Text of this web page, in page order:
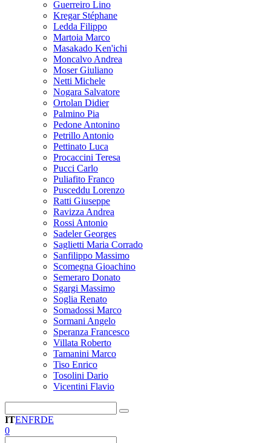
Guerreiro Lino
Kregar Stéphane
Ledda Filippo
Martoia Marco
Masakado Ken'ichi
Moncalvo Andrea
Moser Giuliano
Netti Michele
Nogara Salvatore
Ortolan Didier
Palmino Pia
Pedone Antonino
Petrillo Antonio
Pettinato Luca
Procaccini Teresa
Pucci Carlo
Puliafito Franco
Pusceddu Lorenzo
Ratti Giuseppe
Ravizza Andrea
Rossi Antonio
Sadeler Georges
Saglietti Maria Corrado
Sanfilippo Massimo
Scomegna Gioachino
Semeraro Donato
Sgargi Massimo
Soglia Renato
Somadossi Marco
Sormani Angelo
Speranza Francesco
Villata Roberto
Tamanini Marco
Tiso Enrico
Tosolini Dario
Vicentini Flavio
ITENFRDE
0